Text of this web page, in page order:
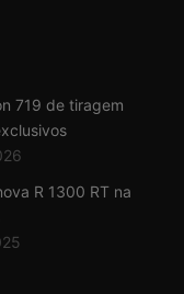
719 de tiragem
R 1300 RT na